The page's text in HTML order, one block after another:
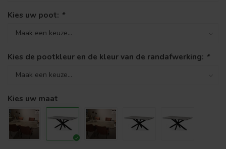
Kies uw poot: *
Kies de pootkleur en de kleur van de randafwerking: *
Kies uw maat